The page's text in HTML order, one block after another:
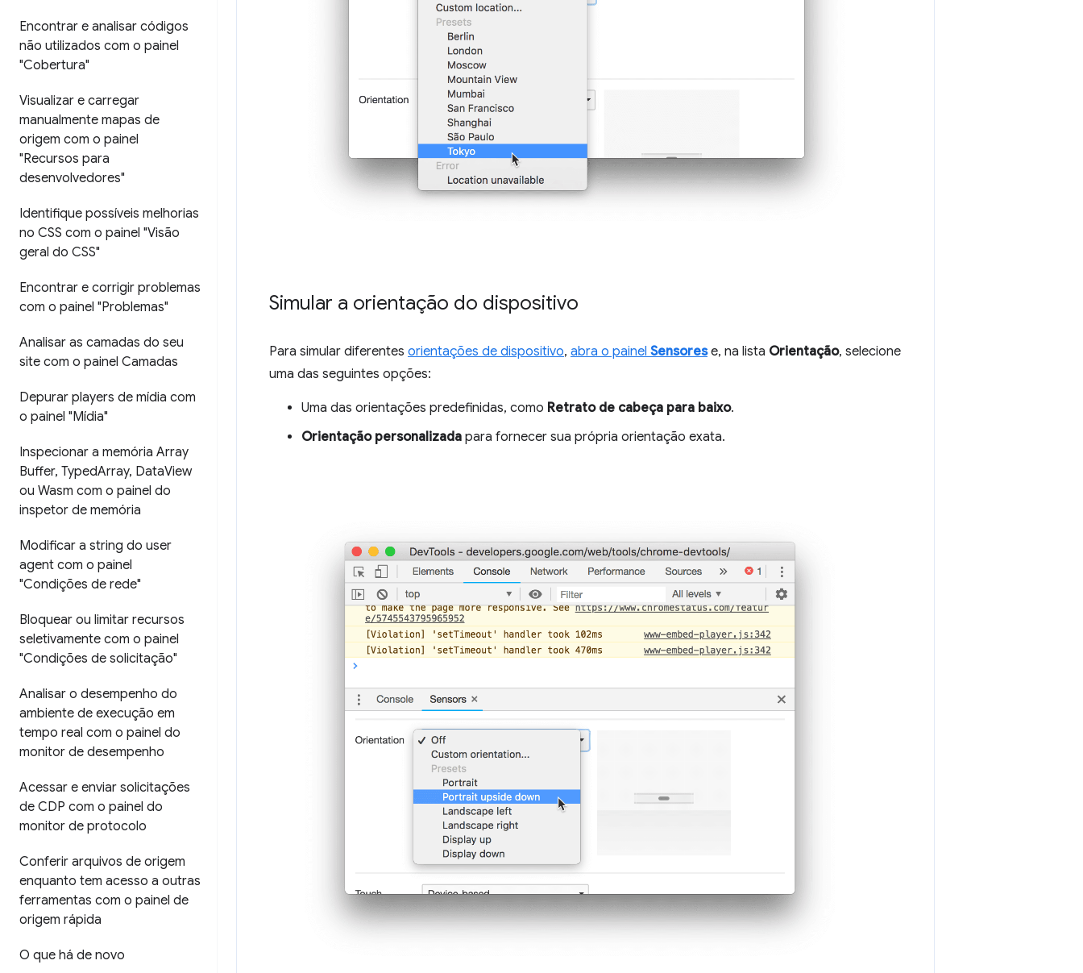
Encontrar e analisar códigos
não utilizados com o painel
"Cobertura"
Visualizar e carregar
manualmente mapas de
origem com o painel
"Recursos para
desenvolvedores"
Identifique possíveis melhorias
no CSS com o painel "Visão
geral do CSS"
Encontrar e corrigir problemas
com o painel "Problemas"
Analisar as camadas do seu
site com o painel Camadas
Depurar players de mídia com
o painel "Mídia"
Inspecionar a memória Array
Buffer, TypedArray, DataView
ou Wasm com o painel do
inspetor de memória
Modificar a string do user
agent com o painel
"Condições de rede"
Bloquear ou limitar recursos
seletivamente com o painel
"Condições de solicitação"
Analisar o desempenho do
ambiente de execução em
tempo real com o painel do
monitor de desempenho
Acessar e enviar solicitações
de CDP com o painel do
monitor de protocolo
Conferir arquivos de origem
enquanto tem acesso a outras
ferramentas com o painel de
origem rápida
O que há de novo
Simular a orientação do dispositivo
Para simular diferentes orientações de dispositivo, abra o painel Sensorese, na lista Orientação, selecione
uma das seguintes opções:
Uma das orientações predefinidas, como Retrato de cabeça para baixo.
Orientação personalizada para fornecer sua própria orientação exata.